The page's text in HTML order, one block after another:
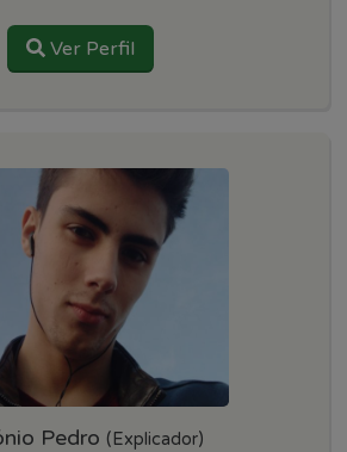
Ver Perfil
Pedro (Explicador)